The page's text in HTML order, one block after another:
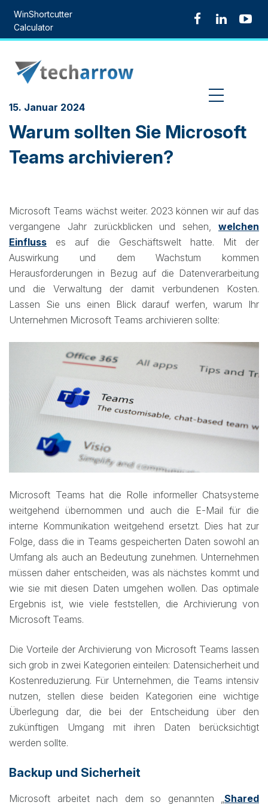
content
WinShortcutter
Calculator
15. Januar 2024
Warum sollten Sie Microsoft
Teams archivieren?
Microsoft Teams wächst weiter. 2023 können wir auf das
vergangene Jahr zurückblicken und sehen, welchen
Einfluss es auf die Geschäftswelt hatte. Mit der
Auswirkung und dem Wachstum kommen
Herausforderungen in Bezug auf die Datenverarbeitung
und die Verwaltung der damit verbundenen Kosten.
Lassen Sie uns einen Blick darauf werfen, warum Ihr
Unternehmen Microsoft Teams archivieren sollte:
Microsoft Teams hat die Rolle informeller Chatsysteme
weitgehend übernommen und auch die E-Mail für die
interne Kommunikation weitgehend ersetzt. Dies hat zur
Folge, dass die in Teams gespeicherten Daten sowohl an
Umfang als auch an Bedeutung zunehmen. Unternehmen
müssen daher entscheiden, was als nächstes kommt und
wie sie mit diesen Daten umgehen wollen. Das optimale
Ergebnis ist, wie viele feststellen, die Archivierung von
Microsoft Teams.
Die Vorteile der Archivierung von Microsoft Teams lassen
sich grob in zwei Kategorien einteilen: Datensicherheit und
Kostenreduzierung. Für Unternehmen, die Teams intensiv
nutzen, stellen diese beiden Kategorien eine wichtige
Überlegung dar, die bei der Entscheidung über den
zukünftigen Umgang mit ihren Daten berücksichtigt
werden sollte.
Backup und Sicherheit
Microsoft arbeitet nach dem so genannten „ Shared